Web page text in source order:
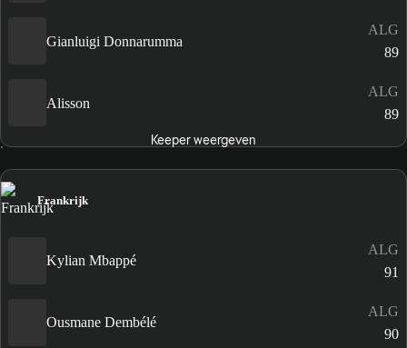
Gianluigi Donnarumma
ALG
89
Alisson
ALG
89
Keeper weergeven
Frankrijk
Kylian Mbappé
ALG
91
Ousmane Dembélé
ALG
90